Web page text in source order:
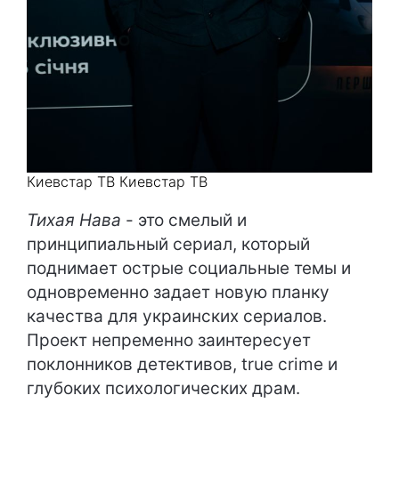
Киевстар ТВ Киевстар ТВ
Тихая Нава - это смелый и
принципиальный сериал, который
поднимает острые социальные темы и
одновременно задает новую планку
качества для украинских сериалов.
Проект непременно заинтересует
поклонников детективов, true crime и
глубоких психологических драм.